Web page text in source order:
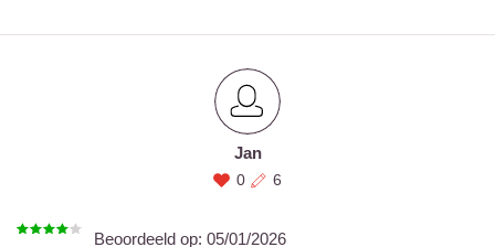
Jan
0 6
Beoordeeld op: 05/01/2026